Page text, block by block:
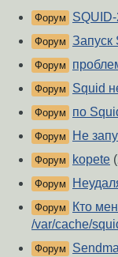
Форум
Форум Запуск
Форум
Форум Squid
Форум по
Форум Не
Форум kopete
Форум
Форум
Кто
/var/cache/
Форум